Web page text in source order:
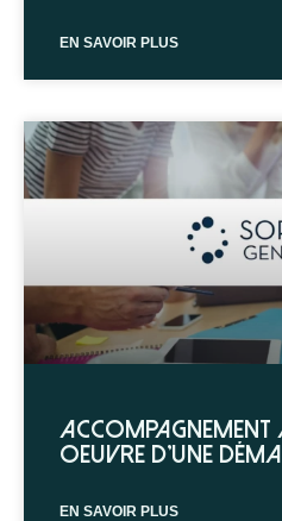
EN SAVOIR PLUS
Accompagnement
oeuvre d’une
EN SAVOIR PLUS